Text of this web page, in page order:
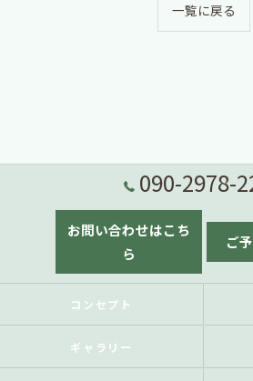
一覧に戻る
090-2978-
お問い合わせはこち
ら
ご
コンセプト
ギャラリー